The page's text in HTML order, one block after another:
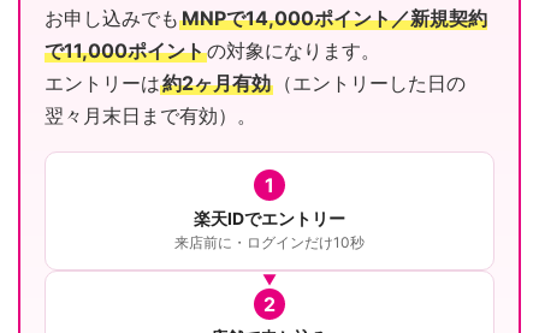
お申し込みでも MNPで14,000ポイント／新規契約
で11,000ポイントの対象になります。
エントリーは約2ヶ月有効 （エントリーした日の
翌々月末日まで有効）。
1
楽天IDでエントリー
来店前に・ログインだけ10秒
2